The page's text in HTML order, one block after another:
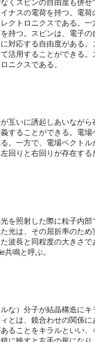
在によって、光
択的な光学ポテン
両結晶鏡像異性
解析モデル概要（
nmのキラル結晶
くスピンの自由度も併
ナスの電荷を持つ。電
クトロニクスである。
持つ。スピンは、電子の
対応する自由度がある。
活用することができる。
ニクスである。
互いに誘起しあいなが
することができる。電場
。一方で、電場ベクト
回りと右回りが存在する
を照射した際に粒子内
光は、その屈折率のため
波長と同程度の大きさ
鳴と呼ぶ。
な）分子が結晶構造に
とは、鏡合わせの関係に
ることをキラルといい、